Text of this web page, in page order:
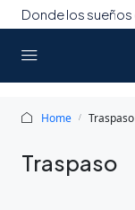
Donde los
Home Traspaso
Traspaso